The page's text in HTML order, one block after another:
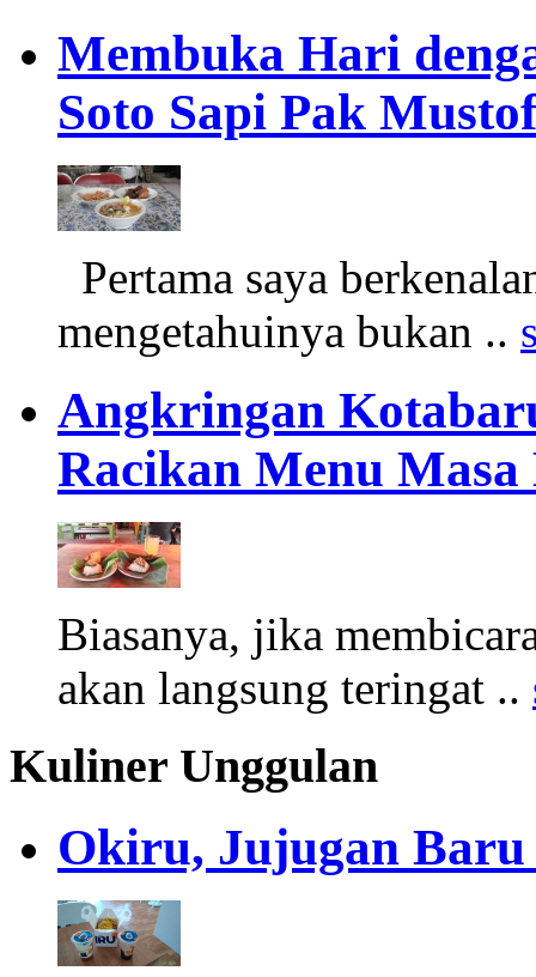
Membuka Hari
Soto Sapi Pak
Pertama saya
mengetahuinya bukan ..
Angkringan
Racikan Menu
Biasanya, jika
akan langsung teringat ..
Kuliner Unggulan
Okiru, Jujugan Baru